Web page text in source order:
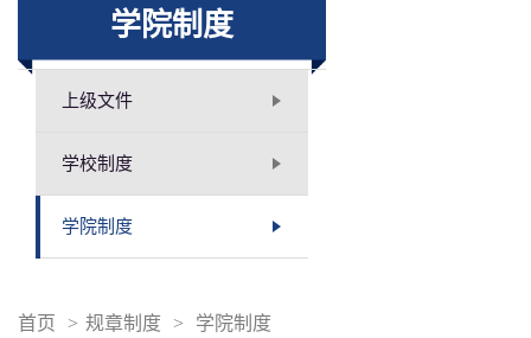
学院制度
上级文件
学校制度
学院制度
首页 > 规章制度 > 学院制度